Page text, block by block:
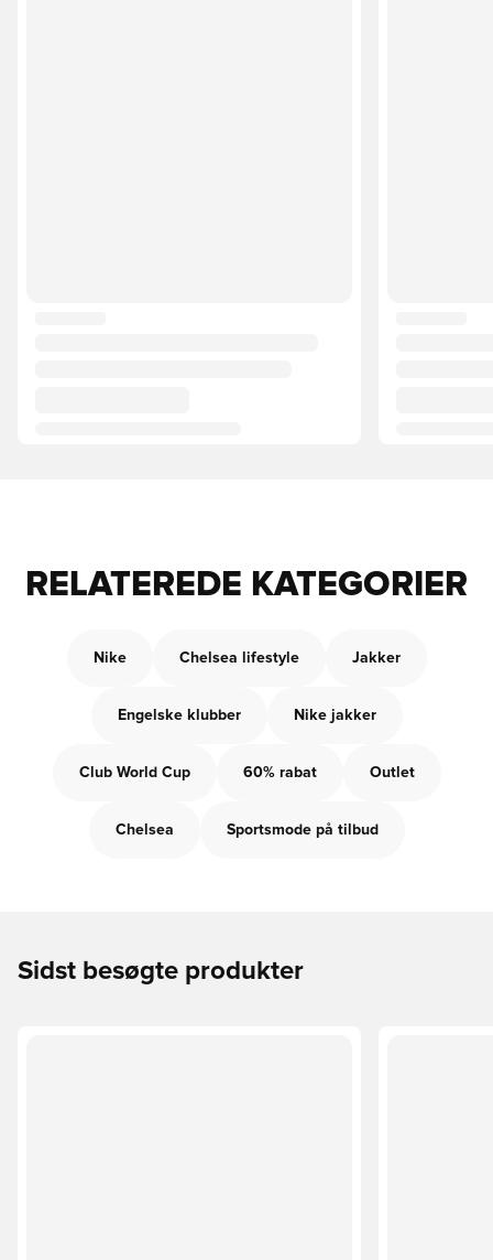
RELATEREDE KATEGORIER
Nike Chelsea lifestyle Jakker
Engelske klubber Nike jakker
Club World Cup 60% rabat Outlet
Chelsea Sportsmode på tilbud
Sidst besøgte produkter